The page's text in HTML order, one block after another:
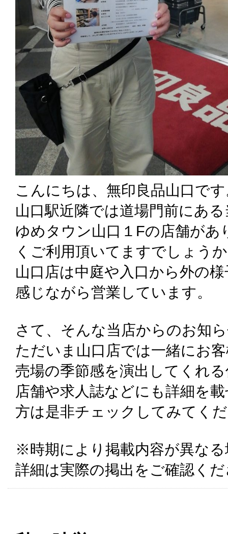
こんにちは、無印良品山口で
山口駅近隣では道場門前にあ
ゆめタウン山口１Fの店舗が
くご利用頂いてますでしょう
山口店は中庭や入口から外の
感じながら営業しています。
さて、そんな当店からのお知
ただいま山口店では一緒にお
売場の季節感を演出してくれ
店舗や求人誌などにも詳細を
方は是非チェックしてみてく
※時期により掲載内容が異な
詳細は実際の掲出をご確認く